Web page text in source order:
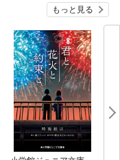
もっと見る